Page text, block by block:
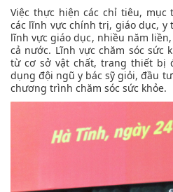
Việc thực hiện các chỉ tiêu,
các lĩnh vực chính trị, giáo dục, y
lĩnh vực giáo dục, nhiều năm
cả nước. Lĩnh vực chăm sóc sức
từ cơ sở vật chất, trang thiết bị
dụng đội ngũ y bác sỹ giỏi, đầu
chương trình chăm sóc sức khỏe.